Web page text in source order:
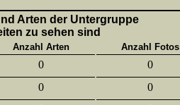
Arten der Untergruppe
zu sehen sind
Anzahl Arten
Anzahl Fotos
0 0
0 0